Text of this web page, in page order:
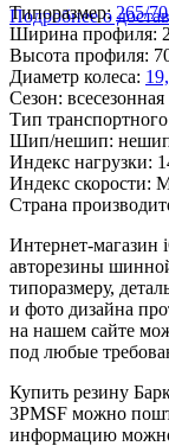
Подробнее о
Типоразмер: 265/
Ширина профиля:
Высота профиля:
Диаметр колеса:
Сезон: всесезонная
Тип транспортного
Шип/нешип:
Индекс нагрузки:
Индекс скорости:
Страна
Интернет-магазин
авторезины
типоразмеру,
и фото дизайна
на нашем сайте
под любые
Купить резину
3PMSF можно
информацию можно